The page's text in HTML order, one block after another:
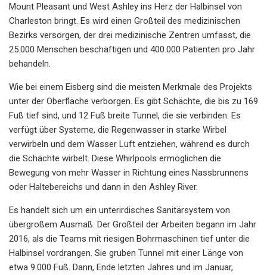
Mount Pleasant und West Ashley ins Herz der Halbinsel von
Charleston bringt. Es wird einen Großteil des medizinischen
Bezirks versorgen, der drei medizinische Zentren umfasst, die
25.000 Menschen beschäftigen und 400.000 Patienten pro Jahr
behandeln.
Wie bei einem Eisberg sind die meisten Merkmale des Projekts
unter der Oberfläche verborgen. Es gibt Schächte, die bis zu 169
Fuß tief sind, und 12 Fuß breite Tunnel, die sie verbinden. Es
verfügt über Systeme, die Regenwasser in starke Wirbel
verwirbeln und dem Wasser Luft entziehen, während es durch
die Schächte wirbelt. Diese Whirlpools ermöglichen die
Bewegung von mehr Wasser in Richtung eines Nassbrunnens
oder Haltebereichs und dann in den Ashley River.
Es handelt sich um ein unterirdisches Sanitärsystem von
übergroßem Ausmaß. Der Großteil der Arbeiten begann im Jahr
2016, als die Teams mit riesigen Bohrmaschinen tief unter die
Halbinsel vordrangen. Sie gruben Tunnel mit einer Länge von
etwa 9.000 Fuß. Dann, Ende letzten Jahres und im Januar,